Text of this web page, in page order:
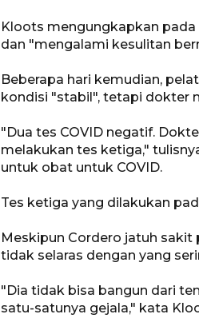
Kloots mengungkapkan
dan "mengalami kesulitan
Beberapa hari kemudian,
kondisi "stabil", tetapi dokter
"Dua tes COVID negatif.
melakukan tes ketiga,"
untuk obat untuk COVID.
Tes ketiga yang dilakukan
Meskipun Cordero jatuh sakit
tidak selaras dengan yang
"Dia tidak bisa bangun dari
satu-satunya gejala," kata